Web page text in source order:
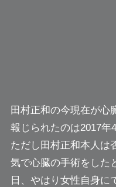
田村正和の今現在が心
報じられたのは2017年
ただし田村正和本人は
気で心臓の手術をした
日、やはり女性自身に